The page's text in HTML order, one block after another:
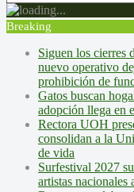
Breaking
Siguen los cierres
nuevo operativo
prohibición de
Gatos buscan
adopción llega en
Rectora UOH
consolidan a la
de vida
Surfestival 2027
artistas nacionales